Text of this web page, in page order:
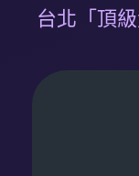
台北「頂